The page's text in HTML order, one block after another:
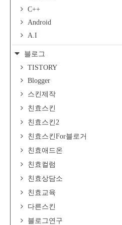
C++
Android
A.I
블로그
TISTORY
Blogger
스킨제작
친효스킨
친효스킨2
친효스킨For블로거
친효애드온
친효컬럼
친효상담소
친효교육
다른스킨
블로그연구